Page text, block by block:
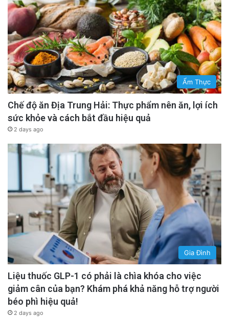
Ẩm Thực
Chế độ ăn Địa Trung Hải: Thực phẩm nên ăn, lợi ích
sức khỏe và cách bắt đầu hiệu quả
2 days ago
Gia Đình
Liệu thuốc GLP-1 có phải là chìa khóa cho việc
giảm cân của bạn? Khám phá khả năng hỗ trợ người
béo phì hiệu quả!
2 days ago